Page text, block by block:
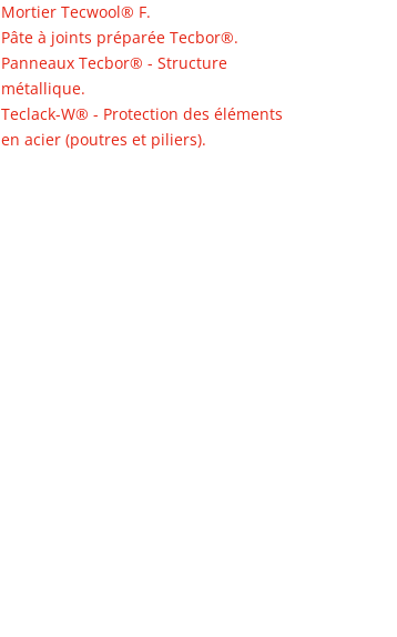
Mortier Tecwool® F.
Pâte à joints préparée Tecbor®.
Panneaux Tecbor® - Structure
métallique.
Teclack-W® - Protection des éléments
en acier (poutres et piliers).